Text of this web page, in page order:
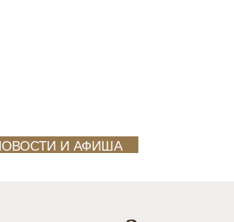
И АФИША